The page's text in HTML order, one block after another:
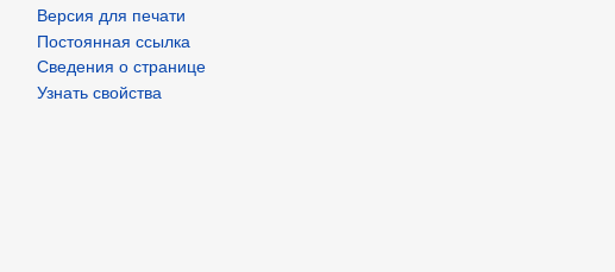
Версия для печати
Постоянная ссылка
Сведения о странице
Узнать свойства